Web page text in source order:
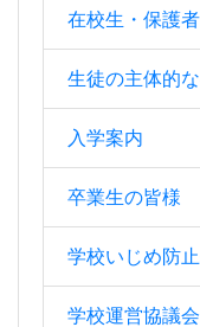
在校生・保護
生徒の主体的
入学案内
卒業生の皆様
学校いじめ防
学校運営協議会